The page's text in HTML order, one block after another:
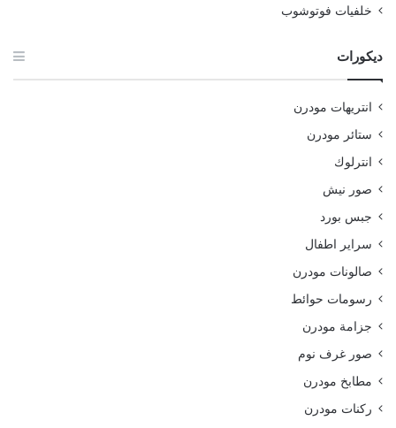
خلفيات فوتوشوب
ديكورات
انتريهات مودرن
ستائر مودرن
انترلوك
صور نيش
جبس بورد
سراير اطفال
صالونات مودرن
رسومات حوائط
جزامة مودرن
صور غرف نوم
مطابخ مودرن
ركنات مودرن